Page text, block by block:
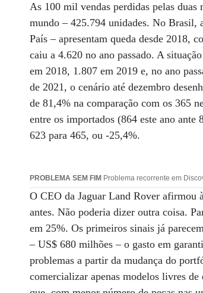
As 100 mil vendas perdidas pelas
mundo – 425.794 unidades. No Brasil,
País – apresentam queda desde 2018,
caiu a 4.620 no ano passado. A
em 2018, 1.807 em 2019 e, no ano
de 2021, o cenário até dezembro
de 81,4% na comparação com os 365
entre os importados (864 este ano ante
623 para 465, ou -25,4%.
PROBLEMA SEM FIM Problema recorrente em
O CEO da Jaguar Land Rover afirmou
antes. Não poderia dizer outra coisa.
em 25%. Os primeiros sinais já
– US$ 680 milhões – o gasto em
problemas a partir da mudança do
comercializar apenas modelos livres